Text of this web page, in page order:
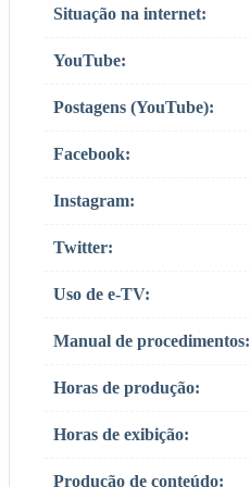
Situação na internet:
YouTube:
Postagens (YouTube):
Facebook:
Instagram:
Twitter:
Uso de e-TV:
Manual de procedimentos:
Horas de produção:
Horas de exibição:
Produção de conteúdo: